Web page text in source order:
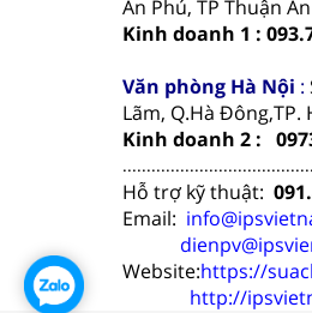
An Phú, TP Thuận
Kinh doanh 1 :
Văn phòng Hà Nội :
Lãm, Q.Hà Đông,TP.
Kinh doanh 2 :
Hỗ trợ kỹ thuật:
Email:
Website:https://
http://